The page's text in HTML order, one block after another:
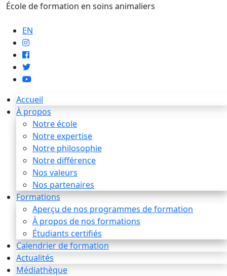
École de formation en soins animaliers
EN
Accueil
À propos
Notre école
Notre expertise
Notre philosophie
Notre différence
Nos valeurs
Nos partenaires
Formations
Aperçu de nos programmes de formation
À propos de nos formations
Étudiants certifiés
Calendrier de formation
Actualités
Médiathèque